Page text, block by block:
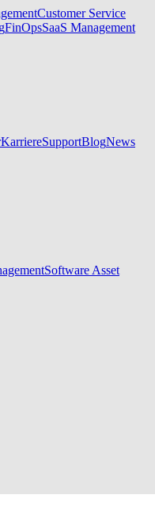
Customer Service
FinOpsSaaS Management
KarriereSupportBlogNews
Software Asset